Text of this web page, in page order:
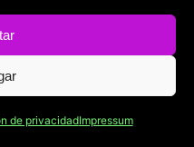
de privacidadImpressum
Pérez